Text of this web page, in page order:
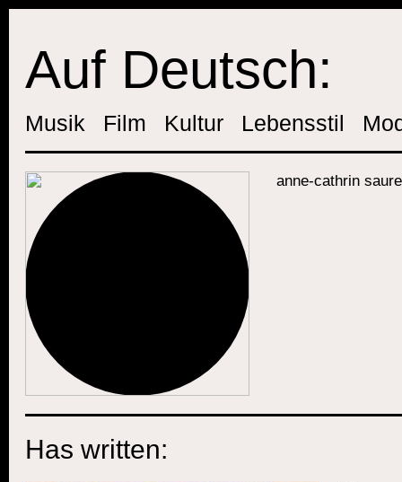
Auf Deutsch:
Musik Film Kultur Lebensstil
anne-cathrin saure
Has written: